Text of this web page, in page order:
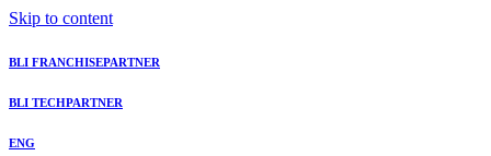
Skip to content
BLI FRANCHISEPARTNER
BLI TECHPARTNER
ENG